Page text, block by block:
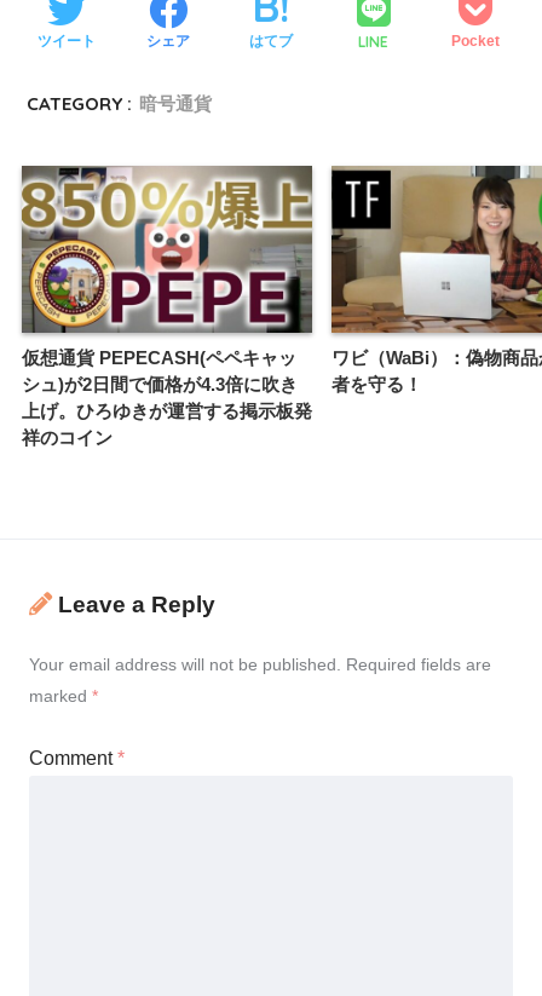
ツイート シェア はてブ LINE Pocket
CATEGORY : 暗号通貨
仮想通貨 PEPECASH(ペペキャッ
シュ)が2日間で価格が4.3倍に吹き
上げ。ひろゆきが運営する掲示板発
祥のコイン
ワビ（WaBi）：偽物商
者を守る！
Leave a Reply
Your email address will not be published. Required fields are
marked *
Comment*